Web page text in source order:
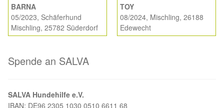
BARNA
05/2023, Schäferhund
Mischling, 25782 Süderdorf
TOY
08/2024, Mischling, 26188
Edewecht
Spende an SALVA
SALVA Hundehilfe e.V.
IBAN: DE96 2305 1030 0510 6611 68